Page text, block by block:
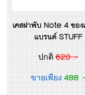
เคสฝาพับ Note 4 ของ
แบรนด์ STUFF
ปกติ 620 .-
ขายเพียง 488 .-